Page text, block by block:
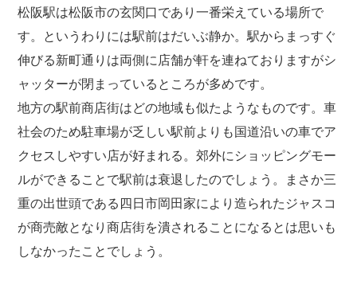
松阪駅は松阪市の玄関口であり一番栄えている場所で
す。というわりには駅前はだいぶ静か。駅からまっすぐ
伸びる新町通りは両側に店舗が軒を連ねておりますがシ
ャッターが閉まっているところが多めです。
地方の駅前商店街はどの地域も似たようなものです。車
社会のため駐車場が乏しい駅前よりも国道沿いの車でア
クセスしやすい店が好まれる。郊外にショッピングモー
ルができることで駅前は衰退したのでしょう。まさか三
重の出世頭である四日市岡田家により造られたジャスコ
が商売敵となり商店街を潰されることになるとは思いも
しなかったことでしょう。